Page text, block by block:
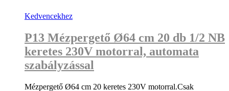
Kedvencekhez
P13 Mézpergető Ø64 cm 20 db 1/2 NB
keretes 230V motorral, automata
szabályzással
Mézpergető Ø64 cm 20 keretes 230V motorral.Csak